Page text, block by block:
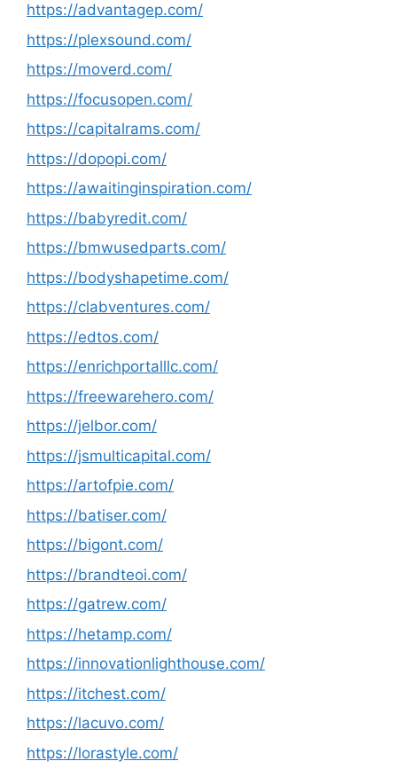
https://advantagep.com/
https://plexsound.com/
https://moverd.com/
https://focusopen.com/
https://capitalrams.com/
https://dopopi.com/
https://awaitinginspiration.com/
https://babyredit.com/
https://bmwusedparts.com/
https://bodyshapetime.com/
https://clabventures.com/
https://edtos.com/
https://enrichportalllc.com/
https://freewarehero.com/
https://jelbor.com/
https://jsmulticapital.com/
https://artofpie.com/
https://batiser.com/
https://bigont.com/
https://brandteoi.com/
https://gatrew.com/
https://hetamp.com/
https://innovationlighthouse.com/
https://itchest.com/
https://lacuvo.com/
https://lorastyle.com/